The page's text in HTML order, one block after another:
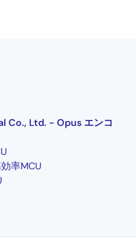
Co., Ltd. - Opus エンコ
率MCU